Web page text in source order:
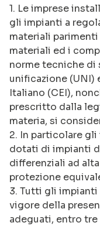
1. Le imprese
gli impianti a
materiali
materiali ed i
norme tecniche di
unificazione
Italiano (CEI),
prescritto dalla
materia, si
2. In particolare
dotati di impianti
differenziali ad
protezione
3. Tutti gli impianti
vigore della
adeguati, entro tre